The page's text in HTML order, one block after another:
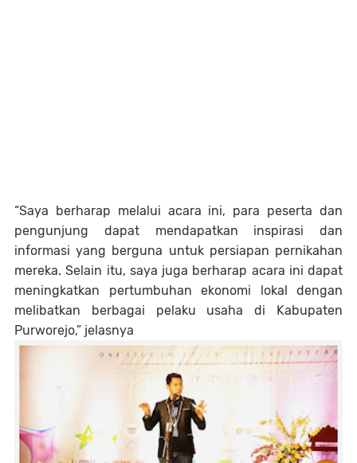
“Saya berharap melalui acara ini, para peserta dan
pengunjung dapat mendapatkan inspirasi dan
informasi yang berguna untuk persiapan pernikahan
mereka. Selain itu, saya juga berharap acara ini dapat
meningkatkan pertumbuhan ekonomi lokal dengan
melibatkan berbagai pelaku usaha di Kabupaten
Purworejo,” jelasnya